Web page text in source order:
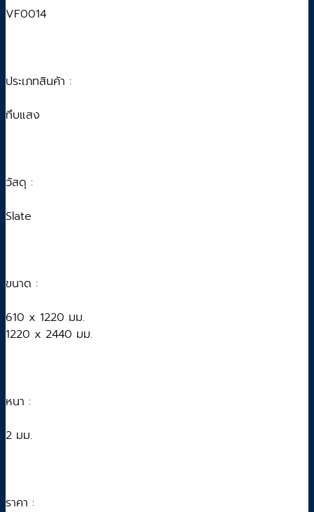
VF0014
ประเภทสินค้า :
ทึบแสง
วัสดุ :
Slate
ขนาด :
610 x 1220 มม.
1220 x 2440 มม.
หนา :
2 มม.
ราคา :